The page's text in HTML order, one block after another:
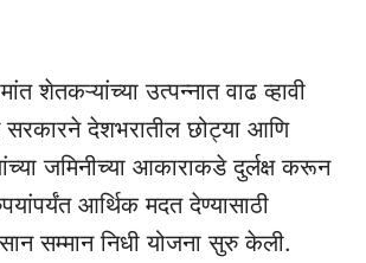
शेतकऱ्यांच्या उत्पन्नात वाढ व्हावी
सरकारने देशभरातील छोट्या आणि
जमिनीच्या आकाराकडे दुर्लक्ष करून
आर्थिक मदत देण्यासाठी
सम्मान निधी योजना सुरु केली.